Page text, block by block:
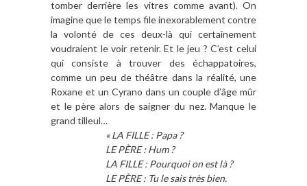
tomber derrière les vitres comme avant). On
imagine que le temps file inexorablement contre
la volonté de ces deux-là qui certainement
voudraient le voir retenir. Et le jeu ? C’est celui
qui consiste à trouver des échappatoires,
comme un peu de théâtre dans la réalité, une
Roxane et un Cyrano dans un couple d’âge mûr
et le père alors de saigner du nez. Manque le
grand tilleul…
« LA FILLE : Papa ?
LE PÈRE : Hum ?
LA FILLE : Pourquoi on est là ?
LE PÈRE : Tu le sais très bien.